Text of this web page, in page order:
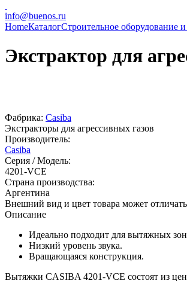
info@buenos.ru
HomeКаталогСтроительное оборудование
Экстрактор для
Фабрика: Casiba
Экстракторы для агрессивных газов
Производитель:
Casiba
Серия / Модель:
4201-VCE
Страна производства:
Аргентина
Внешний вид и цвет товара может
Описание
Идеально подходит для вытяжных
Низкий уровень звука.
Вращающаяся конструкция.
Вытяжки CASIBA 4201-VCE состоят из